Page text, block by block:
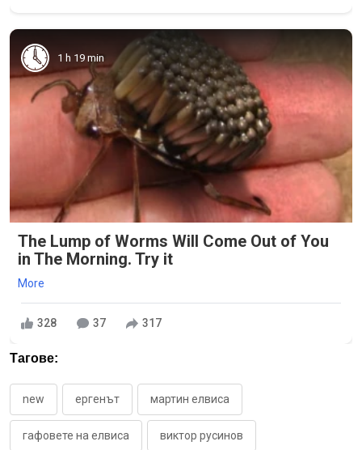
1 h 19 min
The Lump of Worms Will Come Out of You
in The Morning. Try it
More
328 37 317
Тагове:
new ергенът мартин елвиса
гафовете на елвиса виктор русинов